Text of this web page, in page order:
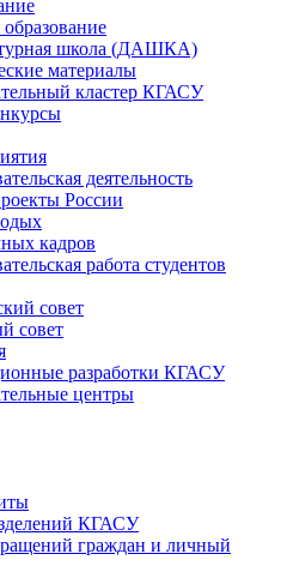
школа (ДАШКА)
материалы
кластер КГАСУ
деятельность
России
кадров
работа студентов
совет
совет
разработки КГАСУ
центры
КГАСУ
граждан и личный